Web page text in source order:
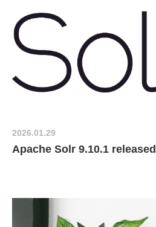
2026.01.29
Apache Solr 9.10.1 released